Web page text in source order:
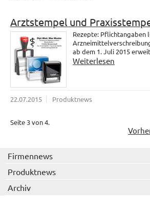
Arztstempel und
Rezepte: Pflichtangaben
ab dem 1. Juli 2015
Weiterlesen
22.07.2015 Produktnews
Seite 3 von 4.
Firmennews
Produktnews
Archiv